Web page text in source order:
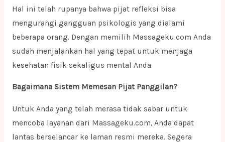
Hal ini telah rupanya bahwa pijat refleksi bisa
mengurangi gangguan psikologis yang dialami
beberapa orang. Dengan memilih Massageku.com Anda
sudah menjalankan hal yang tepat untuk menjaga
kesehatan fisik sekaligus mental Anda.
Bagaimana Sistem Memesan Pijat Panggilan?
Untuk Anda yang telah merasa tidak sabar untuk
mencoba layanan dari Massageku.com, Anda dapat
lantas berselancar ke laman resmi mereka. Segera